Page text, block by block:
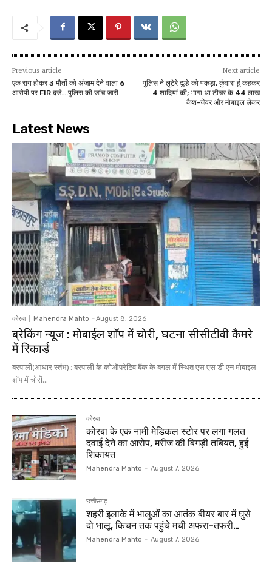
Previous article
एक राय होकर 3 मौतों को अंजाम देने वाला 6
आरोपी पर FIR दर्ज….पुलिस की जांच जारी
Next article
पुलिस ने लुटेरे दूल्हे को पकड़ा, कुंवारा हूं कहकर
4 शादियां की; भागा था टीचर के 44 लाख
कैश-जेवर और मोबाइल लेकर
Latest News
कोरबा Mahendra Mahto - August 8, 2026
ब्रेकिंग न्यूज : मोबाईल शॉप में चोरी, घटना सीसीटीवी कैमरे
में रिकार्ड
बरपाली(आधार स्तंभ) : बरपाली के कोऑपरेटिव बैंक के बगल में स्थित एस एस डी एन मोबाइल
शॉप में चोरों...
कोरबा
कोरबा के एक नामी मेडिकल स्टोर पर लगा गलत
दवाई देने का आरोप, मरीज की बिगड़ी तबियत, हुई
शिकायत
Mahendra Mahto - August 7, 2026
छत्तीसगढ़
शहरी इलाके में भालुओं का आतंक बीयर बार में घुसे
दो भालू, किचन तक पहुंचे मची अफरा-तफरी…
Mahendra Mahto - August 7, 2026